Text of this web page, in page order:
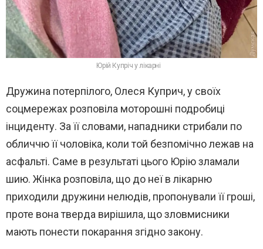
Юрій Купріч у лікарні
Дружина потерпілого, Олеся Куприч, у своїх
соцмережах розповіла моторошні подробиці
інциденту. За її словами, нападники стрибали по
обличчю її чоловіка, коли той безпомічно лежав на
асфальті. Саме в результаті цього Юрію зламали
шию. Жінка розповіла, що до неї в лікарню
приходили дружини нелюдів, пропонували її гроші,
проте вона тверда вирішила, що зловмисники
мають понести покарання згідно закону.